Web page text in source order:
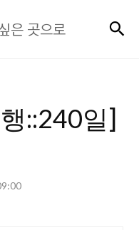
은 곳으로
::240일]